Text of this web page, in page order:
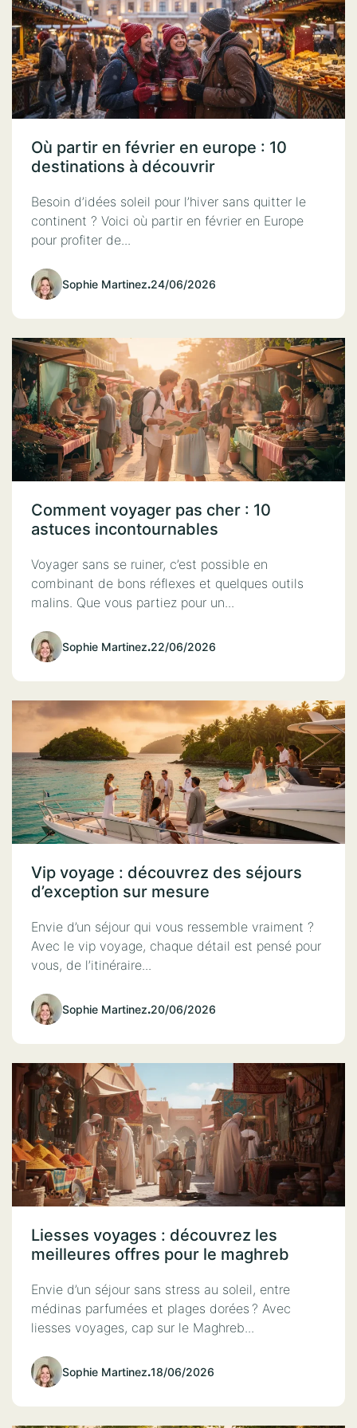
Où partir en février en europe : 10
destinations à découvrir
Besoin d’idées soleil pour l’hiver sans quitter le
continent ? Voici où partir en février en Europe
pour profiter de...
Sophie Martinez.24/06/2026
Comment voyager pas cher : 10
astuces incontournables
Voyager sans se ruiner, c’est possible en
combinant de bons réflexes et quelques outils
malins. Que vous partiez pour un...
Sophie Martinez.22/06/2026
Vip voyage : découvrez des séjours
d’exception sur mesure
Envie d’un séjour qui vous ressemble vraiment ?
Avec le vip voyage, chaque détail est pensé pour
vous, de l’itinéraire...
Sophie Martinez.20/06/2026
Liesses voyages : découvrez les
meilleures offres pour le maghreb
Envie d’un séjour sans stress au soleil, entre
médinas parfumées et plages dorées ? Avec
liesses voyages, cap sur le Maghreb...
Sophie Martinez.18/06/2026